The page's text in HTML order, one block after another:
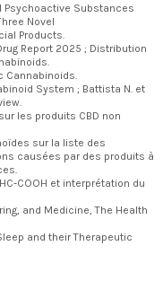
Psychoactive Substances
Novel
Products.
Report 2025 ; Distribution
Cannabinoids.
System ; Battista N. et
les produits CBD non
sur la liste des
causées par des produits à
COOH et interprétation du
and Medicine, The Health
and their Therapeutic